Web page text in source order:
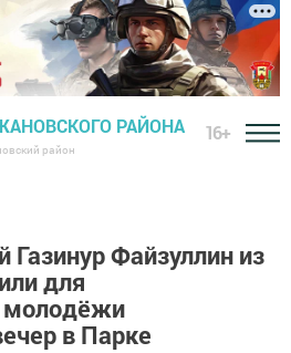
РАЙОНА
район
16+
Газинур Файзуллин из
для
в Парке